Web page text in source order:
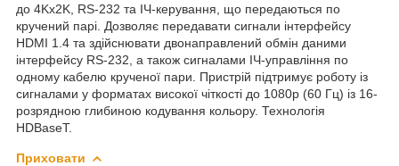
до 4Kх2K, RS-232 та ІЧ-керування, що передаються по
кручений парі. Дозволяє передавати сигнали інтерфейсу
HDMI 1.4 та здійснювати двонаправлений обмін даними
інтерфейсу RS-232, а також сигналами ІЧ-управління по
одному кабелю крученої пари. Пристрій підтримує роботу із
сигналами у форматах високої чіткості до 1080p (60 Гц) із 16-
розрядною глибиною кодування кольору. Технологія
HDBaseT.
Приховати